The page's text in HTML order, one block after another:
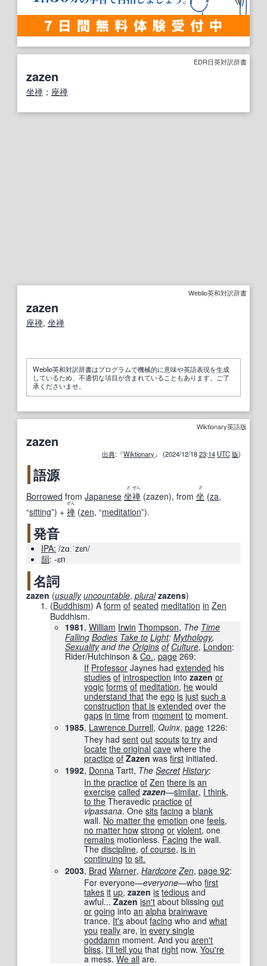
EDR日英対訳辞書
zazen
坐禅 ； 座禅
Weblio英和対訳辞書
zazen
座禅, 坐禅
Weblio英和対訳辞書はプログラムで機械的に意味や英語表現を生成
しているため、不適切な項目が含まれていることもあります。ご了
承くださいませ。
Wiktionary英語版
zazen
出典:『Wiktionary』 (2024/12/1823:14 UTC 版)
語源
Borrowed from Japanese 坐
ざ
禅
ぜん
(zazen), from 坐
ざ
(za,
“sitting”) + 禅
ぜん
(zen, “meditation”).
発音
IPA: /zɑːˈzɛn/
韻: -ɛn
名詞
zazen (usually uncountable, plural zazens)
(Buddhism) A form of seated meditation in Zen
Buddhism.
1981, William Irwin Thompson, The Time
Falling Bodies Take to Light: Mythology,
Sexualityand the Origins of Culture, London:
Rider/Hutchinson & Co., page 269:
If Professor Jaynes hadextended his
studies of introspection intozazen or
yogic forms of meditation, he would
understand that theego is just such a
construction that is extended over the
gaps in time from moment to moment.
1985, Lawrence Durrell, Quinx, page 1226:
They hadsent out scouts to try and
locate the original cave where the
practice of Zazen wasfirst initiated.
1992, Donna Tartt, The Secret History:
In the practice of Zen there is an
exercise called zazen—similar, I think,
to the Theravedicpractice of
vipassana. Onesits facing ablank
wall. No matter the emotion onefeels,
no matter how strong or violent, one
remains motionless. Facing the wall.
Thediscipline,of course, is in
continuing to sit.
2003, Brad Warner, Hardcore Zen, page 92:
For everyone—everyone—whofirst
takes it up,zazen is tedious and
awful...Zazen isn't about blissingout
or going intoan alpha brainwave
trance. It's aboutfacing who andwhat
you really are,in every single
goddamn moment. And youaren't
bliss, I'll tell you that right now.You're
a mess.We all are.